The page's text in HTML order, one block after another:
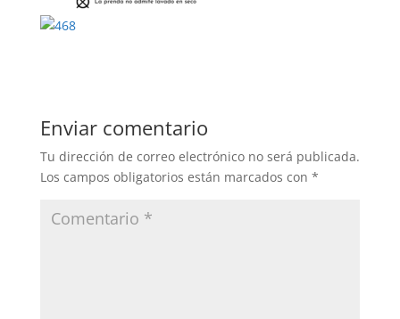
Enviar comentario
Tu dirección de correo electrónico no será publicada.
Los campos obligatorios están marcados con *